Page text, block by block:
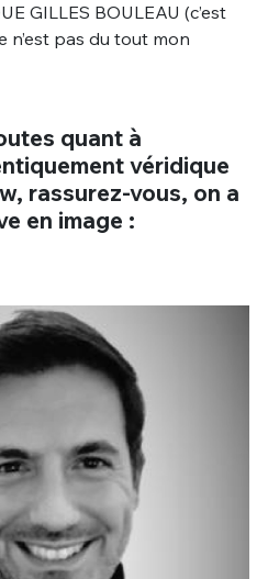
GILLES BOULEAU (c’est
n’est pas du tout mon
quant à
véridique
rassurez-vous, on a
en image :